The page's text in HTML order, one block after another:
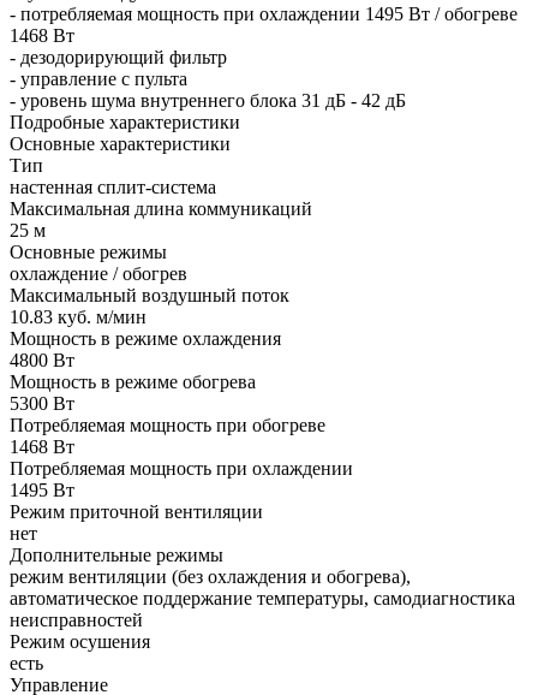
- потребляемая мощность при охлаждении 1495 Вт / обогреве
1468 Вт
- дезодорирующий фильтр
- управление с пульта
- уровень шума внутреннего блока 31 дБ - 42 дБ
Подробные характеристики
Основные характеристики
Тип
настенная сплит-система
Максимальная длина коммуникаций
25 м
Основные режимы
охлаждение / обогрев
Максимальный воздушный поток
10.83 куб. м/мин
Мощность в режиме охлаждения
4800 Вт
Мощность в режиме обогрева
5300 Вт
Потребляемая мощность при обогреве
1468 Вт
Потребляемая мощность при охлаждении
1495 Вт
Режим приточной вентиляции
нет
Дополнительные режимы
режим вентиляции (без охлаждения и обогрева),
автоматическое поддержание температуры, самодиагностика
неисправностей
Режим осушения
есть
Управление